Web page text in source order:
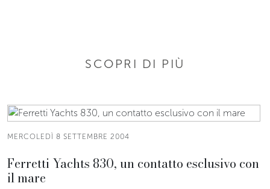
SCOPRI DI PIÙ
MERCOLEDÌ 8 SETTEMBRE 2004
Ferretti Yachts 830, un contatto esclusivo con
il mare